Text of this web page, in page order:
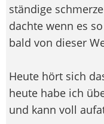
ständige
dachte wenn es
bald von dieser
Heute hört sich
heute habe ich
und kann voll